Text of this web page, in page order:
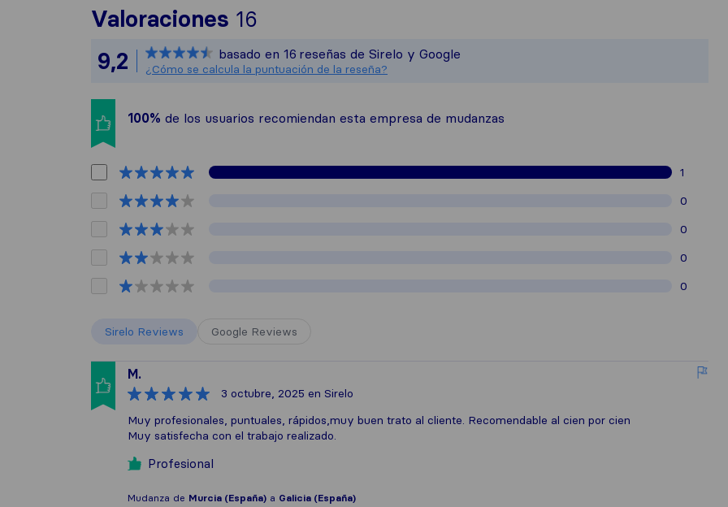
Valoraciones 16
Todas las reseñas recopiladas en Sirelo están
9,2 basado en 16 reseñas de Sirelo y Google
¿Cómo se calcula la puntuación de la reseña?
100% de los usuarios recomiendan esta empresa de mudanzas
1
0
0
0
0
Sirelo Reviews Google Reviews
M.
3 octubre, 2025 en Sirelo
Muy profesionales, puntuales, rápidos,muy buen trato al cliente. Recomendable al cien por cien
Muy satisfecha con el trabajo realizado.
Profesional
Mudanza de Murcia (España) a Galicia (España)